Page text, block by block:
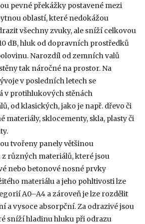
pevné překážky postavené mezi
oblastí, které nedokážou
všechny zvuky, ale sníží celkovou
dB, hluk od dopravních prostředků
Narozdíl od zemních valů
tak náročné na prostor. Na
v posledních letech se
v protihlukových stěnách
od klasických, jako je např. dřevo či
materiály, sklocementy, skla, plasty či
tvořeny panely většinou
různých materiálů, které jsou
nebo betonové nosné prvky
materiálu a jeho pohltivosti lze
A0–A4 a zároveň je lze rozdělit
a vysoce absorpční. Za odrazivé jsou
sníží hladinu hluku při odrazu